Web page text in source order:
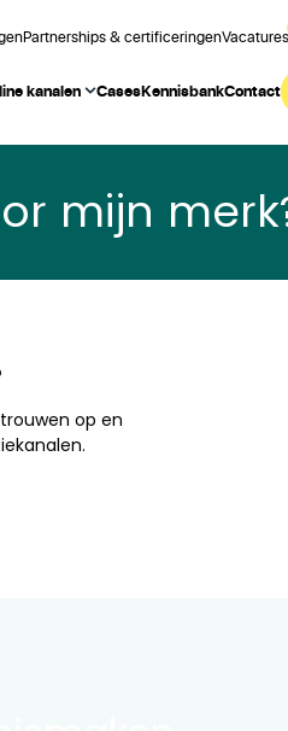
Partnerships & certificeringenVacatures
kanalen CasesKennisbankContact
mijn
op en